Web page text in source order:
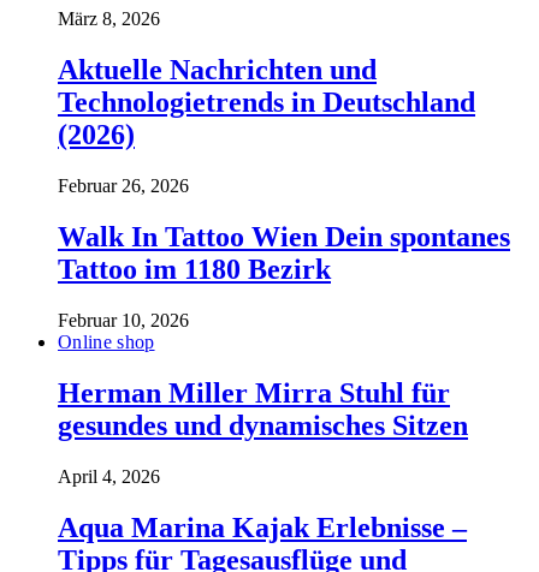
März 8, 2026
Aktuelle Nachrichten und
Technologietrends in Deutschland
(2026)
Februar 26, 2026
Walk In Tattoo Wien Dein spontanes
Tattoo im 1180 Bezirk
Februar 10, 2026
Online shop
Herman Miller Mirra Stuhl für
gesundes und dynamisches Sitzen
April 4, 2026
Aqua Marina Kajak Erlebnisse –
Tipps für Tagesausflüge und